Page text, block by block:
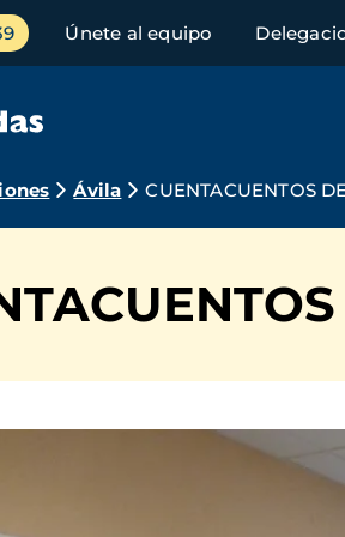
Únete al equipo
Ávila CUENTACUENTOS